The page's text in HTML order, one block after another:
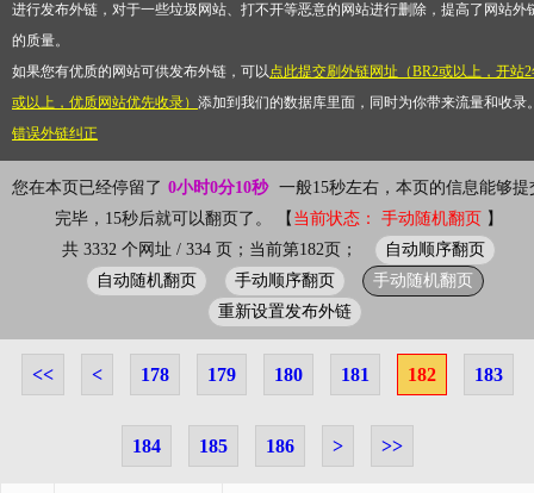
进行发布外链，对于一些垃圾网站、打不开等恶意的网站进行删除，提高了网站外
的质量。
如果您有优质的网站可供发布外链，可以点此提交刷外链网址（BR2或以上，开站
或以上，优质网站优先收录） 添加到我们的数据库里面，同时为你带来流量和收录
错误外链纠正
您在本页已经停留了 0小时0分10秒 一般15秒左右，本页的信息能够提
完毕，15秒后就可以翻页了。 【 当前状态： 手动随机翻页 】
共 3332 个网址 / 334 页；当前第182页；
自动顺序翻页
自动随机翻页
手动顺序翻页
手动随机翻页
重新设置发布外链
<< < 178 179 180 181 182 183
184 185 186 > >>